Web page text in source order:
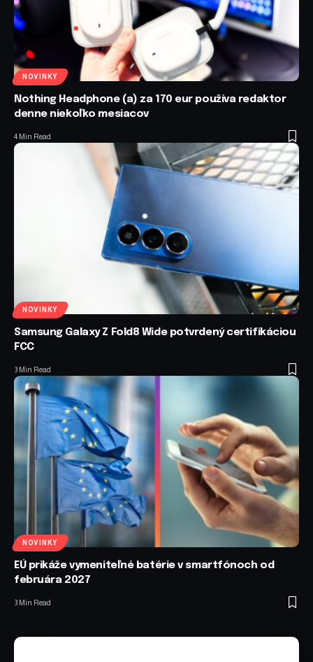
NOVINKY
Nothing Headphone (a) za 170 eur používa redaktor
denne niekoľko mesiacov
4 Min Read
NOVINKY
Samsung Galaxy Z Fold8 Wide potvrdený certifikáciou
FCC
3 Min Read
NOVINKY
EÚ prikáže vymeniteľné batérie v smartfónoch od
februára 2027
3 Min Read